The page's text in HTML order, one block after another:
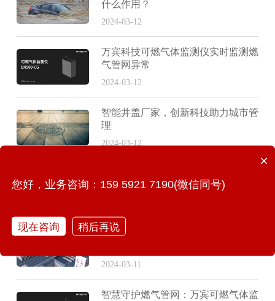
什么作用？
2024-03-12
万宾科技可燃气体监测仪实时监测燃
气管网异常
2024-03-12
智能井盖厂家，创新科技助力城市管
理
2024-03-12
预警
万宾科技建筑结构安全预警系统功能
2024-03-11
智慧守护燃气管网：万宾可燃气体监
×
您好，业务咨询：159 5921 7190(微信同号)
现在咨询 稍后再说